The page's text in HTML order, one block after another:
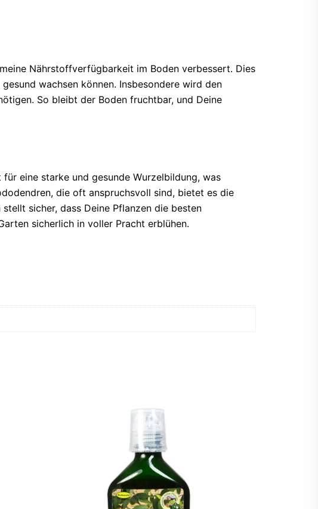
Nährstoffverfügbarkeit im Boden verbessert. Dies
wachsen können. Insbesondere wird den
So bleibt der Boden fruchtbar, und Deine
eine starke und gesunde Wurzelbildung, was
die oft anspruchsvoll sind, bietet es die
sicher, dass Deine Pflanzen die besten
sicherlich in voller Pracht erblühen.